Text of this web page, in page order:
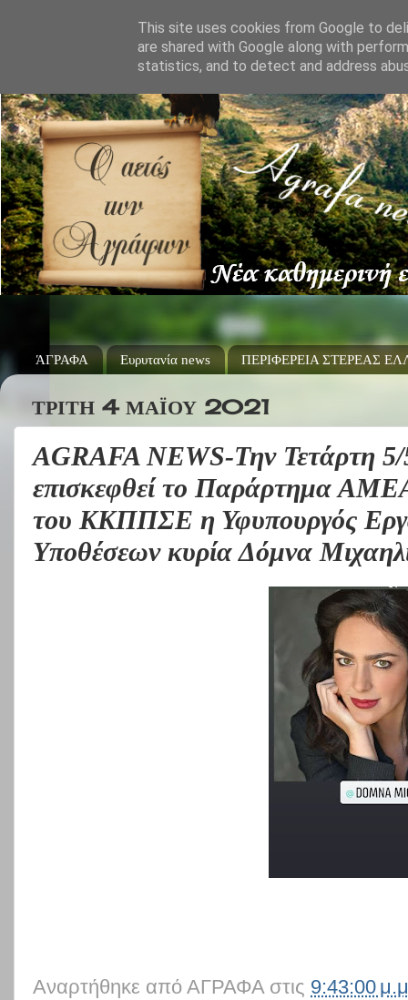
ΆΓΡΑΦΑ Ευρυτανία news ΠΕΡΙΦΕΡΕΙΑ ΣΤΕΡΕΑΣ
ΤΡΊΤΗ 4 ΜΑΪ́ΟΥ 2021
AGRAFA NEWS-Την Τετάρτη
επισκεφθεί το Παράρτημα
του ΚΚΠΠΣΕ η Υφυπουργός
Υποθέσεων κυρία Δόμνα
Αναρτήθηκε από ΑΓΡΑΦΑ στις 9:43:00
This site uses cookies from Google to
are shared with Google along with
statistics, and to detect and address